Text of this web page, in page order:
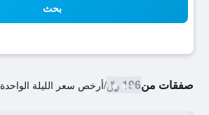
بحث
صفقات من196 ﷼ /أرخص سعر الليلة الواحدة